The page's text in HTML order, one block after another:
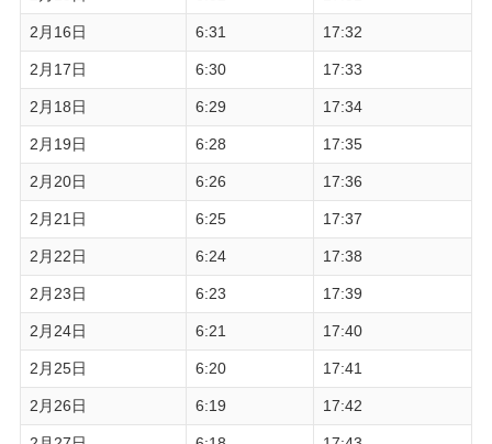
2月16日 6:31 17:32
2月17日 6:30 17:33
2月18日 6:29 17:34
2月19日 6:28 17:35
2月20日 6:26 17:36
2月21日 6:25 17:37
2月22日 6:24 17:38
2月23日 6:23 17:39
2月24日 6:21 17:40
2月25日 6:20 17:41
2月26日 6:19 17:42